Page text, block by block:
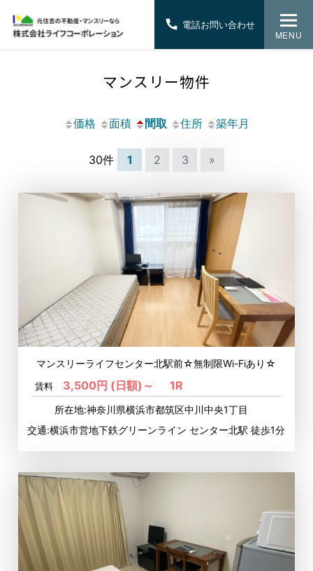
MENU
マンスリー物件
価格 面積 間取 住所 築年月
30件 1 2 3 »
マンスリーライフセンター北駅前☆無制限Wi-Fiあり☆
賃料 3,500円 (日額)～ 1R
所在地:神奈川県横浜市都筑区中川中央1丁目
交通:横浜市営地下鉄グリーンライン センター北駅 徒歩1分
電話お問い合わせ